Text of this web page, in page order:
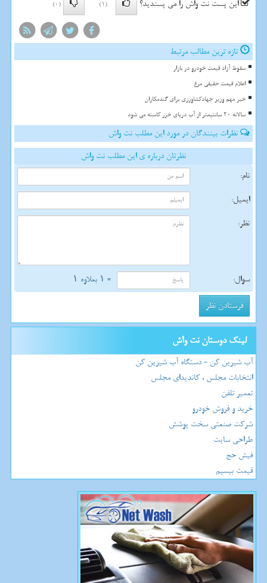
این پست نت واش را می پسندید؟ (1)
(0)
تازه ترین مطالب مرتبط
سقوط آزاد قیمت خودرو در بازار
اعلام قیمت حقیقی مرغ
خبر مهم وزیر جهادکشاورزی برای گندمکاران
سالانه 20 سانتیمتر از آب دریای خزر کاسته می شود
نظرات بینندگان در مورد این مطلب نت واش
نظرتان درباره ی این مطلب نت واش
نام:
ایمیل:
نظر:
سوال: = ۱ بعلاوه ۱
لینک دوستان نت واش
آب شیرین کن - دستگاه آب شیرین کن
انتخابات مجلس ، کاندیدای مجلس
تعمیر تلفن
خرید و فروش خودرو
شرکت صنعتی سخت پوشش
طراحی سایت
فیش حج
قیمت بیسیم